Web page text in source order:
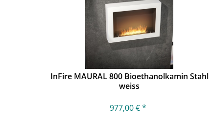
InFire MAURAL 800 Bioethanolkamin Stahl
weiss
977,00 € *